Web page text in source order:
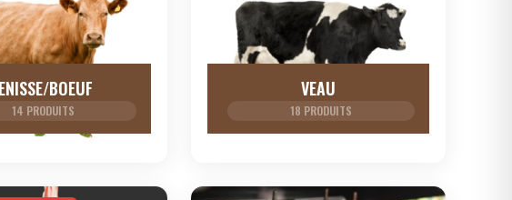
BOEUF
14 PRODUITS
VEAU
18 PRODUITS